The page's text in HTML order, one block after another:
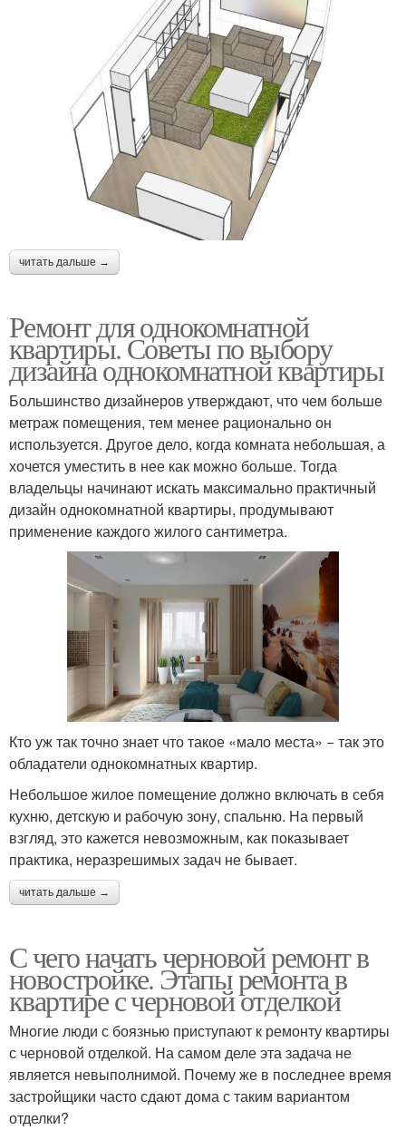
читать дальше →
Ремонт для однокомнатной
квартиры. Советы по выбору
дизайна однокомнатной квартиры
Большинство дизайнеров утверждают, что чем больше
метраж помещения, тем менее рационально он
используется. Другое дело, когда комната небольшая, а
хочется уместить в нее как можно больше. Тогда
владельцы начинают искать максимально практичный
дизайн однокомнатной квартиры, продумывают
применение каждого жилого сантиметра.
Кто уж так точно знает что такое «мало места» − так это
обладатели однокомнатных квартир.
Небольшое жилое помещение должно включать в себя
кухню, детскую и рабочую зону, спальню. На первый
взгляд, это кажется невозможным, как показывает
практика, неразрешимых задач не бывает.
читать дальше →
С чего начать черновой ремонт в
новостройке. Этапы ремонта в
квартире с черновой отделкой
Многие люди с боязнью приступают к ремонту квартиры
с черновой отделкой. На самом деле эта задача не
является невыполнимой. Почему же в последнее время
застройщики часто сдают дома с таким вариантом
отделки?